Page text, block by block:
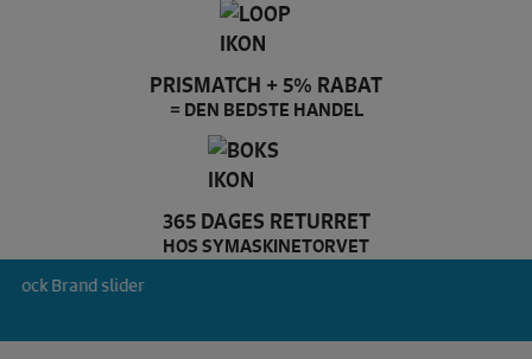
PRISMATCH + 5% RABAT
= DEN BEDSTE HANDEL
365 DAGES RETURRET
HOS SYMASKINETORVET